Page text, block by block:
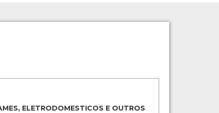
ELETRODOMESTICOS E OUTROS